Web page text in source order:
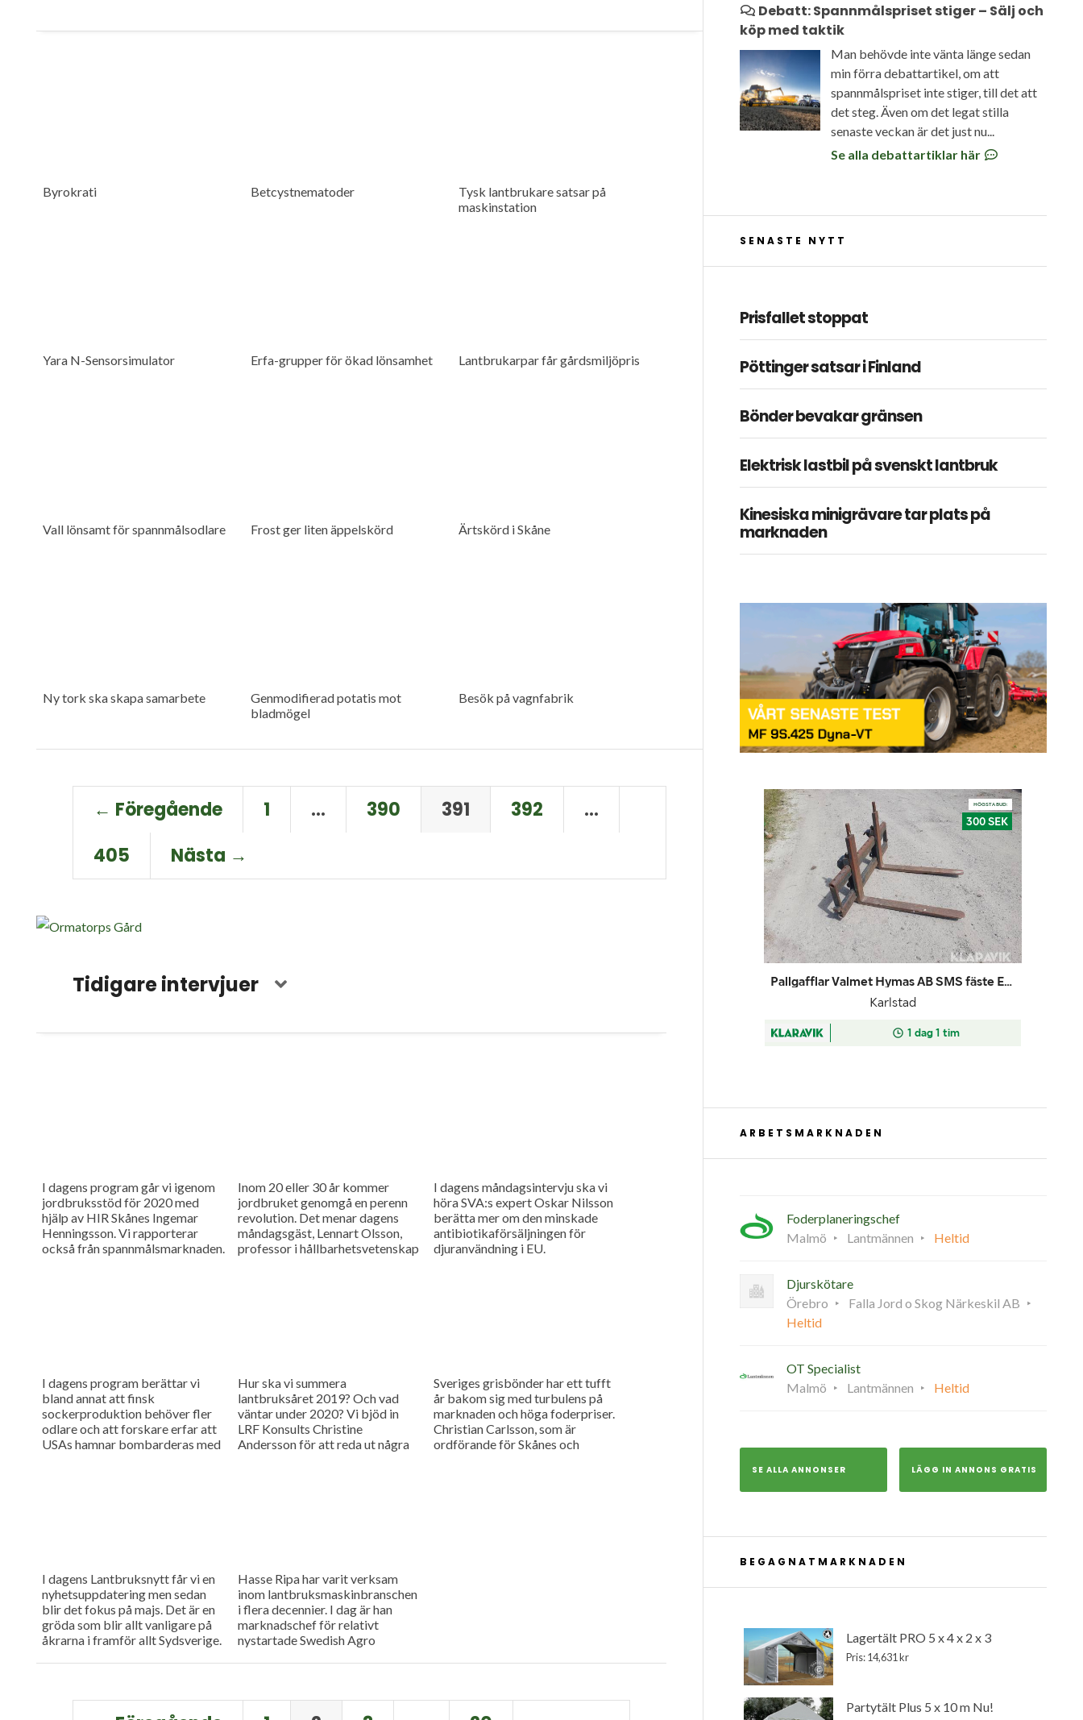
Byrokrati Betcystnematoder
Tysk lantbrukare satsar på
maskinstation
Yara N-Sensorsimulator Erfa-grupper för ökad lönsamhet Lantbrukarpar får gårdsmiljöpris
Vall lönsamt för spannmålsodlare Frost ger liten äppelskörd Ärtskörd i Skåne
Ny tork ska skapa samarbete
Genmodifierad potatis mot
bladmögel
Besök på vagnfabrik
← Föregående 1 … 390 391 392
…
405
Nästa →
Tidigare intervjuer
I dagens program går vi igenom
jordbruksstöd för 2020 med
hjälp av HIR Skånes Ingemar
Henningsson. Vi rapporterar
också från spannmålsmarknaden.
Inom 20 eller 30 år kommer
jordbruket genomgå en perenn
revolution. Det menar dagens
måndagsgäst, Lennart Olsson,
professor i hållbarhetsvetenskap
I dagens måndagsintervju ska vi
höra SVA:s expert Oskar Nilsson
berätta mer om den minskade
antibiotikaförsäljningen för
djuranvändning i EU.
I dagens program berättar vi
bland annat att finsk
sockerproduktion behöver fler
odlare och att forskare erfar att
USAs hamnar bombarderas med
Hur ska vi summera
lantbruksåret 2019? Och vad
väntar under 2020? Vi bjöd in
LRF Konsults Christine
Andersson för att reda ut några
Sveriges grisbönder har ett tufft
år bakom sig med turbulens på
marknaden och höga foderpriser.
Christian Carlsson, som är
ordförande för Skånes och
I dagens Lantbruksnytt får vi en
nyhetsuppdatering men sedan
blir det fokus på majs. Det är en
gröda som blir allt vanligare på
åkrarna i framför allt Sydsverige.
började odla grödan redan på 70-
Hasse Ripa har varit verksam
inom lantbruksmaskinbranschen
i flera decennier. I dag är han
marknadschef för relativt
nystartade Swedish Agro
Debatt: Spannmålspriset stiger – Sälj och
köp med taktik
Man behövde inte vänta länge sedan
min förra debattartikel, om att
spannmålspriset inte stiger, till det att
det steg. Även om det legat stilla
senaste veckan är det just nu...
Se alla debattartiklar här
SENASTE NYTT
Prisfallet stoppat
Pöttinger satsar i Finland
Bönder bevakar gränsen
Elektrisk lastbil på svenskt lantbruk
Kinesiska minigrävare tar plats på
marknaden
ARBETSMARKNADEN
Foderplaneringschef
Malmö
Lantmännen Heltid
Djurskötare
Örebro
Falla Jord o Skog Närkeskil AB
Heltid
OT Specialist
Malmö
Lantmännen Heltid
SE ALLA ANNONSER LÄGG IN ANNONS GRATIS
BEGAGNATMARKNADEN
Lagertält PRO 5 x 4 x 2 x 3
Pris: 14,631 kr
Partytält Plus 5 x 10 m Nu!